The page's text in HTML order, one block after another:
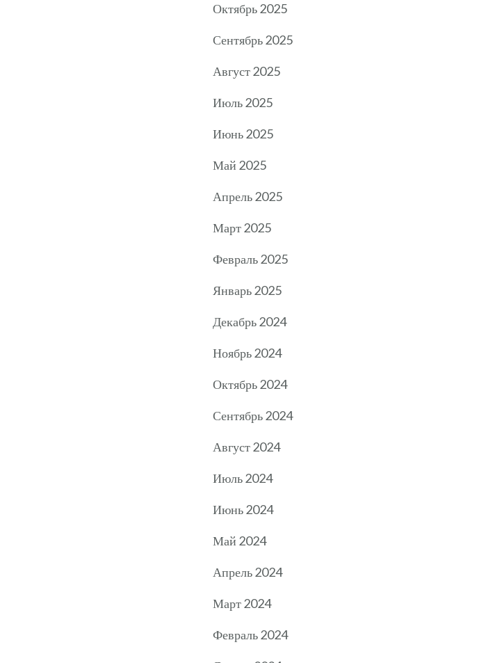
Октябрь 2025
Сентябрь 2025
Август 2025
Июль 2025
Июнь 2025
Май 2025
Апрель 2025
Март 2025
Февраль 2025
Январь 2025
Декабрь 2024
Ноябрь 2024
Октябрь 2024
Сентябрь 2024
Август 2024
Июль 2024
Июнь 2024
Май 2024
Апрель 2024
Март 2024
Февраль 2024